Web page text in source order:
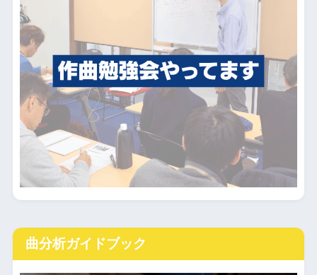
曲分析ガイドブック